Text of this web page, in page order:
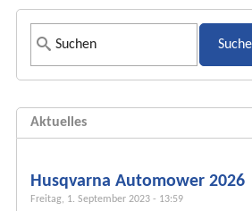
S
u
h
f
r
m
Aktuelles
Husqvarna Automower 2026
Freitag, 1. September 2023 - 13:59